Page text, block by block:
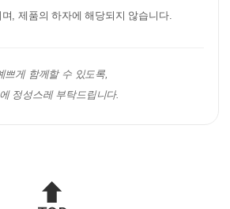
, 제품의 하자에 해당되지 않습니다.
쁘게 함께할 수 있도록,
정성스레 부탁드립니다.